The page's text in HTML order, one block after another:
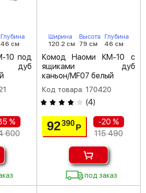
Глубина
46 см
10 под
дуб
%
600
Ширина
120.2 см
Высота
79 см
Глубина
46 см
Комод Наоми КМ-10 с
ящиками дуб
каньон/MF07 белый
Код товара: 170420
(4)
92390 Р
-20 %
115 490
под заказ